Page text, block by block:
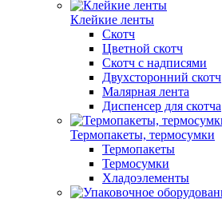
Клейкие ленты
Скотч
Цветной скотч
Скотч с надписями
Двухсторонний скотч
Малярная лента
Диспенсер для скотча
Термопакеты, термосумки
Термопакеты
Термосумки
Хладоэлементы